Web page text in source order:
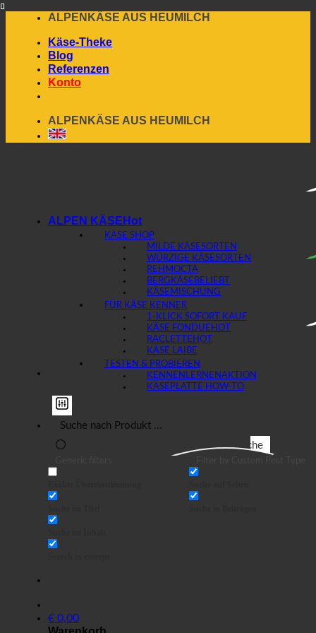
content
ALPENKÄSE AUS HEUMILCH
Käse-Theke
Blog
Referenzen
Konto
ALPENKÄSE AUS HEUMILCH
Suche
€ 0,00
ALPEN KÄSE
KÄSE SHOP
MILDE KÄSESORTEN
WÜRZIGE KÄSESORTEN
REHMOCTA
BERGKÄSE
KÄSEMISCHUNG
FÜR KÄSE KENNER
1-KLICK SOFORT KAUF
KÄSE FONDUE
RACLETTE
KÄSE LAIBE
TESTEN & PROBIEREN
KENNENLERNEN
KÄSEPLATTE HOW-TO